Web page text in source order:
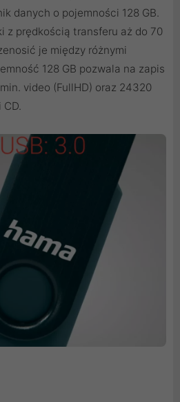
danych o pojemności 128 GB.
z prędkością transferu aż do 70
je między różnymi
128 GB pozwala na zapis
video (FullHD) oraz 24320